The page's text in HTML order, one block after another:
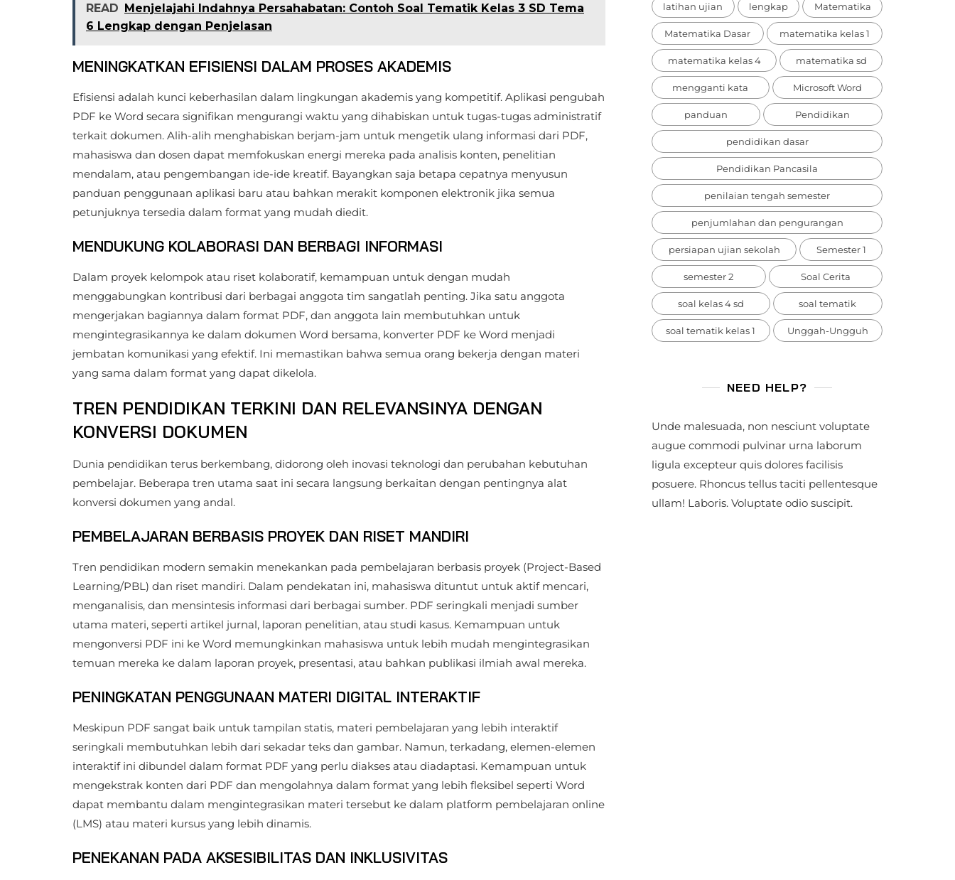
READ Menjelajahi Indahnya Persahabatan: Contoh Soal Tematik Kelas 3 SD Tema
6 Lengkap dengan Penjelasan
MENINGKATKAN EFISIENSI DALAM PROSES AKADEMIS
Efisiensi adalah kunci keberhasilan dalam lingkungan akademis yang kompetitif. Aplikasi pengubah
PDF ke Word secara signifikan mengurangi waktu yang dihabiskan untuk tugas-tugas administratif
terkait dokumen. Alih-alih menghabiskan berjam-jam untuk mengetik ulang informasi dari PDF,
mahasiswa dan dosen dapat memfokuskan energi mereka pada analisis konten, penelitian
mendalam, atau pengembangan ide-ide kreatif. Bayangkan saja betapa cepatnya menyusun
panduan penggunaan aplikasi baru atau bahkan merakit komponen elektronik jika semua
petunjuknya tersedia dalam format yang mudah diedit.
MENDUKUNG KOLABORASI DAN BERBAGI INFORMASI
Dalam proyek kelompok atau riset kolaboratif, kemampuan untuk dengan mudah
menggabungkan kontribusi dari berbagai anggota tim sangatlah penting. Jika satu anggota
mengerjakan bagiannya dalam format PDF, dan anggota lain membutuhkan untuk
mengintegrasikannya ke dalam dokumen Word bersama, konverter PDF ke Word menjadi
jembatan komunikasi yang efektif. Ini memastikan bahwa semua orang bekerja dengan materi
yang sama dalam format yang dapat dikelola.
TREN PENDIDIKAN TERKINI DAN RELEVANSINYA DENGAN
KONVERSI DOKUMEN
Dunia pendidikan terus berkembang, didorong oleh inovasi teknologi dan perubahan kebutuhan
pembelajar. Beberapa tren utama saat ini secara langsung berkaitan dengan pentingnya alat
konversi dokumen yang andal.
PEMBELAJARAN BERBASIS PROYEK DAN RISET MANDIRI
Tren pendidikan modern semakin menekankan pada pembelajaran berbasis proyek (Project-Based
Learning/PBL) dan riset mandiri. Dalam pendekatan ini, mahasiswa dituntut untuk aktif mencari,
menganalisis, dan mensintesis informasi dari berbagai sumber. PDF seringkali menjadi sumber
utama materi, seperti artikel jurnal, laporan penelitian, atau studi kasus. Kemampuan untuk
mengonversi PDF ini ke Word memungkinkan mahasiswa untuk lebih mudah mengintegrasikan
temuan mereka ke dalam laporan proyek, presentasi, atau bahkan publikasi ilmiah awal mereka.
PENINGKATAN PENGGUNAAN MATERI DIGITAL INTERAKTIF
Meskipun PDF sangat baik untuk tampilan statis, materi pembelajaran yang lebih interaktif
seringkali membutuhkan lebih dari sekadar teks dan gambar. Namun, terkadang, elemen-elemen
interaktif ini dibundel dalam format PDF yang perlu diakses atau diadaptasi. Kemampuan untuk
mengekstrak konten dari PDF dan mengolahnya dalam format yang lebih fleksibel seperti Word
dapat membantu dalam mengintegrasikan materi tersebut ke dalam platform pembelajaran online
(LMS) atau materi kursus yang lebih dinamis.
PENEKANAN PADA AKSESIBILITAS DAN INKLUSIVITAS
latihan ujian lengkap Matematika
Matematika Dasar matematika kelas 1
matematika kelas 4 matematika sd
mengganti kata Microsoft Word
panduan Pendidikan
pendidikan dasar
Pendidikan Pancasila
penilaian tengah semester
penjumlahan dan pengurangan
persiapan ujian sekolah Semester 1
semester 2 Soal Cerita
soal kelas 4 sd soal tematik
soal tematik kelas 1 Unggah-Ungguh
NEED HELP?
Unde malesuada, non nesciunt voluptate
augue commodi pulvinar urna laborum
ligula excepteur quis dolores facilisis
posuere. Rhoncus tellus taciti pellentesque
ullam! Laboris. Voluptate odio suscipit.